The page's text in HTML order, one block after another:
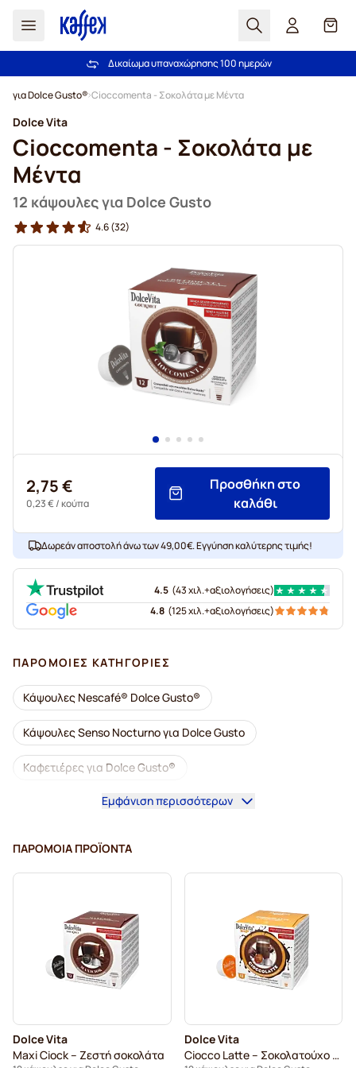
Αναζήτηση
Δωρεάν αποστολή άνω των 49,00€
Δικαίωμα υπαναχώρησης 100 ημερών
για Dolce Gusto® Cioccomenta - Σοκολάτα με Μέντα
Dolce Vita
Cioccomenta - Σοκολάτα με
Μέντα
12 κάψουλες για Dolce Gusto
4.6(32)
2,75 €
0,23 €/ κούπα
Προσθήκη στο
καλάθι
Δωρεάν αποστολή άνω των 49,00€. Εγγύηση καλύτερης τιμής!
4.5 (43 χιλ.+αξιολογήσεις)
4.8 (125 χιλ.+αξιολογήσεις)
ΠΑΡΌΜΟΙΕΣ ΚΑΤΗΓΟΡΊΕΣ
Κάψουλες Nescafé® Dolce Gusto®
Κάψουλες Senso Nocturno για Dolce Gusto
Καφετιέρες για Dolce Gusto®
Αξεσουάρ για Dolce Gusto®
Αφαλάτωση και φροντίδα για Dolce Gusto
Κάψουλες καφέ Segafredo για Dolce Gusto
Κάψουλες καφέ Café René για Dolce Gusto
Κάψουλες Dolce Vita για Dolce Gusto
Κάψουλες Gimoka για Dolce Gusto για Dolce Gusto®
Εμφάνιση περισσότερων
ΠΑΡΌΜΟΙΑ ΠΡΟΪΌΝΤΑ
Dolce Vita
Maxi Ciock – Ζεστή σοκολάτα
Dolce Vita
Ciocco Latte – Σοκολατούχο Γαλα